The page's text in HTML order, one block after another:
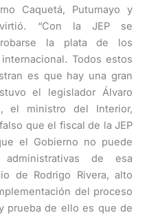
Caquetá, Putumayo y
“Con la JEP se
la plata de los
Todos estos
es que hay una gran
el legislador Álvaro
el ministro del Interior,
que el fiscal de la JEP
el Gobierno no puede
de esa
de Rodrigo Rivera, alto
del proceso
prueba de ello es que de